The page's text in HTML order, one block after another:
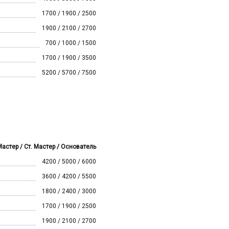
1700 / 1900 / 2500
1900 / 2100 / 2700
700 / 1000 / 1500
1700 / 1900 / 3500
5200 / 5700 / 7500
/ Ст. Мастер / Основатель
4200 / 5000 / 6000
3600 / 4200 / 5500
1800 / 2400 / 3000
1700 / 1900 / 2500
1900 / 2100 / 2700